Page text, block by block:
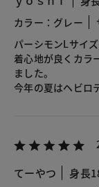
カラー：グレー
パーシモンLサイズ
着心地が良くカラ
ました。
今年の夏はヘビロ
てーやつ 身長